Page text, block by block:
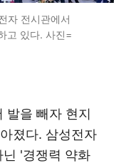
자 전시관에서
고 있다. 사진=
발을 빼자 현지
졌다. 삼성전자
'경쟁력 약화